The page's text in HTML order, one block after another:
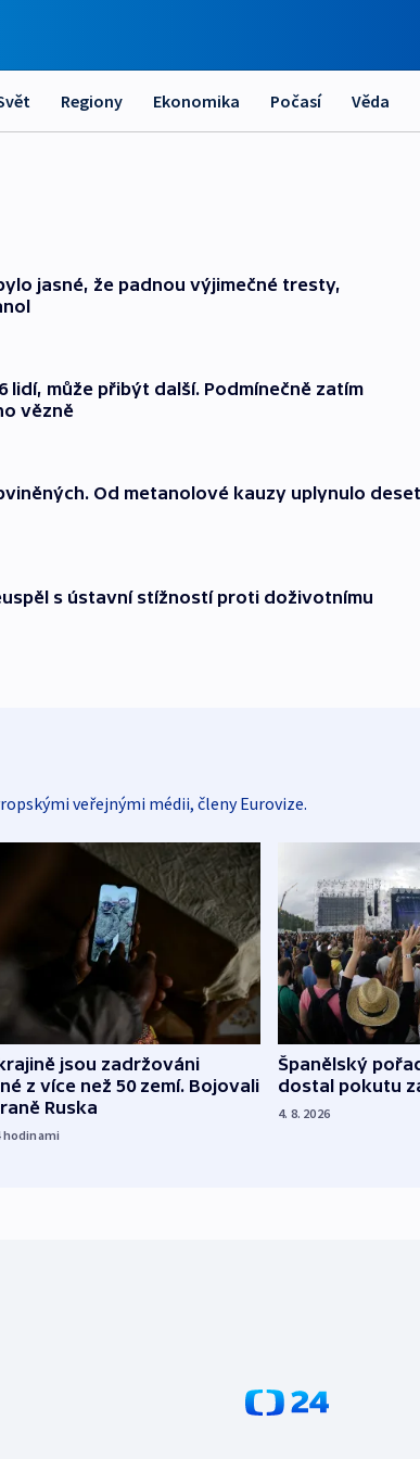
Regiony Ekonomika Počasí Věda
jasné, že padnou výjimečné tresty,
lidí, může přibýt další. Podmínečně zatím
vězně
Od metanolové kauzy uplynulo deset
s ústavní stížností proti doživotnímu
veřejnými médii, členy Eurovize.
jsou zadržováni
z více než 50 zemí. Bojovali
Ruska
hodinami
Španělský
dostal pokutu
4. 8. 2026